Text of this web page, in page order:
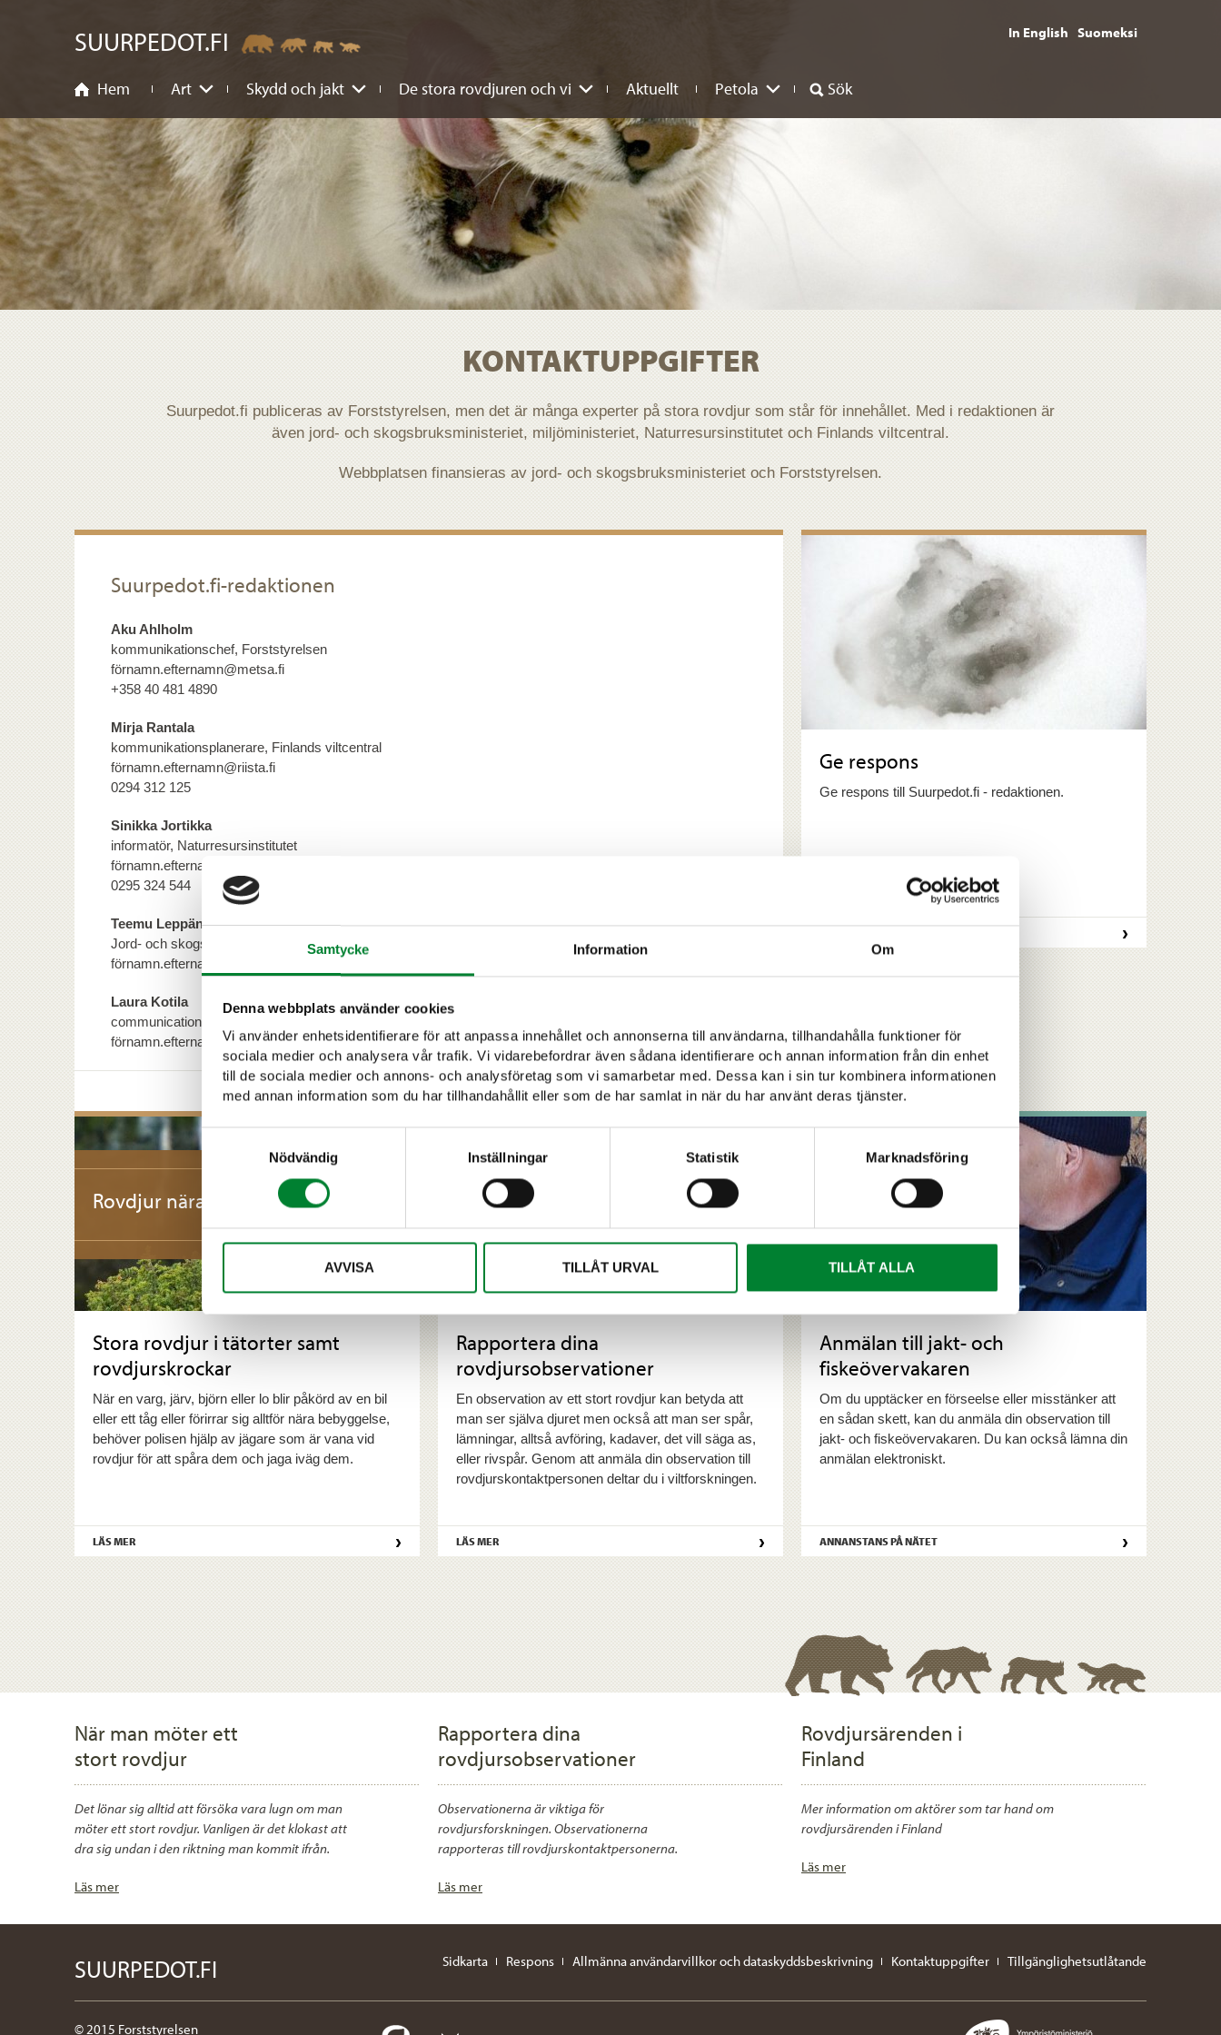
Samtycke Information Om
Denna webbplats använder cookies
Vi använder enhetsidentifierare för att anpassa innehållet och annonserna till användarna, tillhandahålla funktioner för
sociala medier och analysera vår trafik. Vi vidarebefordrar även sådana identifierare och annan information från din enhet
till de sociala medier och annons- och analysföretag som vi samarbetar med. Dessa kan i sin tur kombinera informationen
med annan information som du har tillhandahållit eller som de har samlat in när du har använt deras tjänster.
Nödvändig
Inställningar Statistik Marknadsföring
AVVISA TILLÅT URVAL TILLÅT ALLA
SUURPEDOT.FI In English Suomeksi
Hem Art Skydd och jakt De stora rovdjuren och vi Aktuellt Petola Sök
KONTAKTUPPGIFTER
Suurpedot.fi publiceras av Forststyrelsen, men det är många experter på stora rovdjur som står för innehållet. Med i redaktionen är
även jord- och skogsbruksministeriet, miljöministeriet, Naturresursinstitutet och Finlands viltcentral.
Webbplatsen finansieras av jord- och skogsbruksministeriet och Forststyrelsen.
Suurpedot.fi-redaktionen
Aku Ahlholm
kommunikationschef, Forststyrelsen
förnamn.efternamn@metsa.fi
+358 40 481 4890
Mirja Rantala
kommunikationsplanerare, Finlands viltcentral
förnamn.efternamn@riista.fi
0294 312 125
Sinikka Jortikka
informatör, Naturresursinstitutet
förnamn.efternamn@luke.fi
0295 324 544
Teemu Leppänen
Jord- och skogsbruksministeriet
förnamn.efternamn@gov.fi
Laura Kotila
communicationsexpert, Miljöministeriet
förnamn.efternamn@gov.fi
Ge respons
Ge respons till Suurpedot.fi - redaktionen.
›
Rovdjur nära bebyggelse
Stora rovdjur i tätorter samt
rovdjurskrockar
När en varg, järv, björn eller lo blir påkörd av en bil
eller ett tåg eller förirrar sig alltför nära bebyggelse,
behöver polisen hjälp av jägare som är vana vid
rovdjur för att spåra dem och jaga iväg dem.
LÄS MER ›
Delta i viltforskning!
Rapportera dina
rovdjursobservationer
En observation av ett stort rovdjur kan betyda att
man ser själva djuret men också att man ser spår,
lämningar, alltså avföring, kadaver, det vill säga as,
eller rivspår. Genom att anmäla din observation till
rovdjurskontaktpersonen deltar du i viltforskningen.
LÄS MER ›
Anmälan till jakt- och
fiskeövervakaren
Om du upptäcker en förseelse eller misstänker att
en sådan skett, kan du anmäla din observation till
jakt- och fiskeövervakaren. Du kan också lämna din
anmälan elektroniskt.
ANNANSTANS PÅ NÄTET ›
När man möter ett
stort rovdjur
Det lönar sig alltid att försöka vara lugn om man
möter ett stort rovdjur. Vanligen är det klokast att
dra sig undan i den riktning man kommit ifrån.
Läs mer
Rapportera dina
rovdjursobservationer
Observationerna är viktiga för
rovdjursforskningen. Observationerna
rapporteras till rovdjurskontaktpersonerna.
Läs mer
Rovdjursärenden i
Finland
Mer information om aktörer som tar hand om
rovdjursärenden i Finland
Läs mer
SUURPEDOT.FI Sidkarta Respons Allmänna användarvillkor och dataskyddsbeskrivning Kontaktuppgifter Tillgänglighetsutlåtande
© 2015 Forststyrelsen